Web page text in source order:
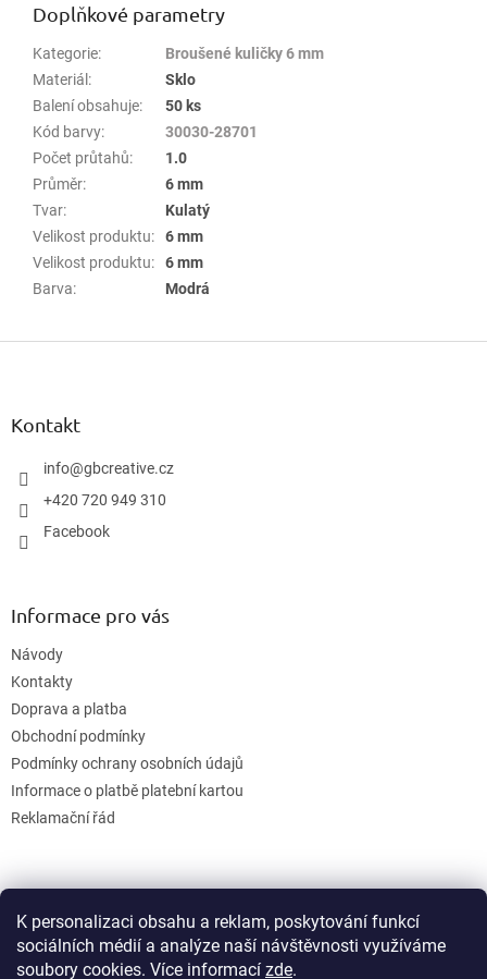
K personalizaci obsahu a reklam, poskytování funkcí
sociálních médií a analýze naší návštěvnosti využíváme
soubory cookies. Více informací zde.
Doplňkové parametry
Kategorie:
Broušené kuličky 6 mm
Materiál:
Sklo
Balení obsahuje:
50 ks
Kód barvy:
30030-28701
Počet průtahů:
1.0
Průměr:
6 mm
Tvar:
Kulatý
Velikost produktu:
6 mm
Velikost produktu:
6 mm
Barva: Modrá
Z
Kontakt
info@gbcreative.cz
+420 720 949 310
Facebook
Informace pro vás
Návody
Kontakty
Doprava a platba
Obchodní podmínky
Podmínky ochrany osobních údajů
Informace o platbě platební kartou
Reklamační řád